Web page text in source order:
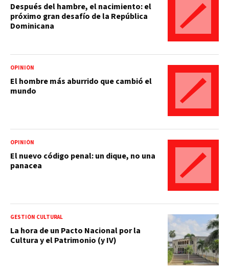
Después del hambre, el nacimiento: el
próximo gran desafío de la República
Dominicana
OPINIÓN
El hombre más aburrido que cambió el
mundo
OPINIÓN
El nuevo código penal: un dique, no una
panacea
GESTIÓN CULTURAL
La hora de un Pacto Nacional por la
Cultura y el Patrimonio (y IV)